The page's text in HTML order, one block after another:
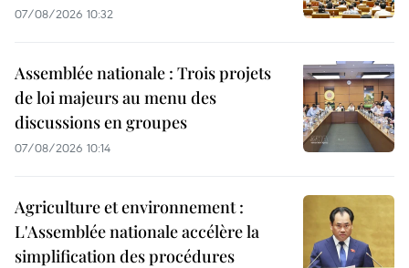
07/08/2026 10:32
Assemblée nationale : Trois projets
de loi majeurs au menu des
discussions en groupes
07/08/2026 10:14
Agriculture et environnement :
L'Assemblée nationale accélère la
simplification des procédures